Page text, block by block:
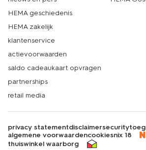
HEMA geschiedenis
HEMA zakelijk
klantenservice
actievoorwaarden
saldo cadeaukaart opvragen
partnerships
retail media
privacy statementdisclaimersecurity
algemene voorwaardencookiesnix 18
thuiswinkel waarborg